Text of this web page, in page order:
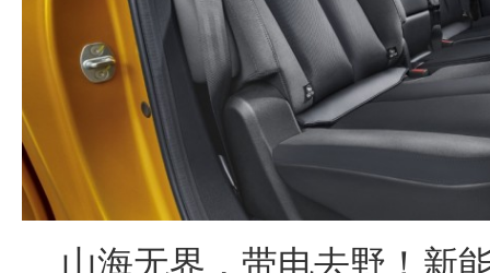
山海无界，带电去野！新